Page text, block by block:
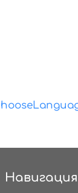
Навигация